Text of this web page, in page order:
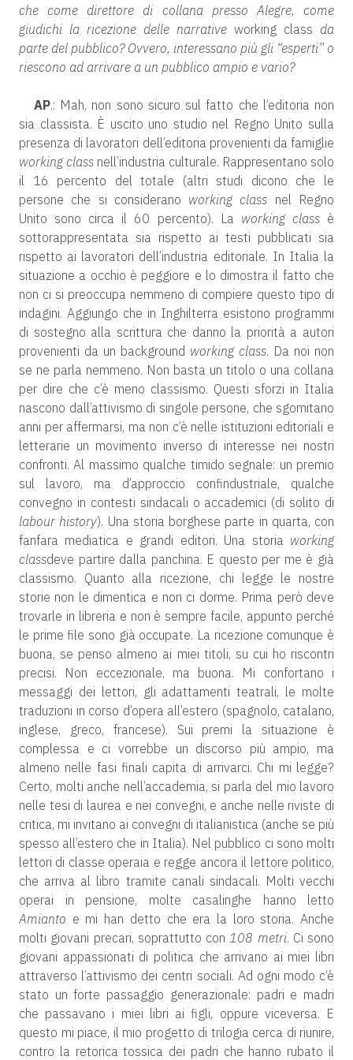
che come direttore di collana presso Alegre, come
giudichi la ricezione delle narrative working class da
parte del pubblico? Ovvero, interessano più gli “esperti” o
riescono ad arrivare a un pubblico ampio e vario?
AP.: Mah, non sono sicuro sul fatto che l’editoria non
sia classista. È uscito uno studio nel Regno Unito sulla
presenza di lavoratori dell’editoria provenienti da famiglie
working class nell’industria culturale. Rappresentano solo
il 16 percento del totale (altri studi dicono che le
persone che si considerano working class nel Regno
Unito sono circa il 60 percento). La working classè
sottorappresentata sia rispetto ai testi pubblicati sia
rispetto ai lavoratori dell’industria editoriale. In Italia la
situazione a occhio è peggiore e lo dimostra il fatto che
non ci si preoccupa nemmeno di compiere questo tipo di
indagini. Aggiungo che in Inghilterra esistono programmi
di sostegno alla scrittura che danno la priorità a autori
provenienti da un background working class. Da noi non
se ne parla nemmeno. Non basta un titolo o una collana
per dire che c’è meno classismo. Questi sforzi in Italia
nascono dall’attivismo di singole persone, che sgomitano
anni per affermarsi, ma non c’è nelle istituzioni editoriali e
letterarie un movimento inverso di interesse nei nostri
confronti. Al massimo qualche timido segnale: un premio
sul lavoro, ma d’approccio confindustriale, qualche
convegno in contesti sindacali o accademici (di solito di
labour history). Una storia borghese parte in quarta, con
fanfara mediatica e grandi editori. Una storia working
classdeve partire dalla panchina. E questo per me è già
classismo. Quanto alla ricezione, chi legge le nostre
storie non le dimentica e non ci dorme. Prima però deve
trovarle in libreria e non è sempre facile, appunto perché
le prime file sono già occupate. La ricezione comunque è
buona, se penso almeno ai miei titoli, su cui ho riscontri
precisi. Non eccezionale, ma buona. Mi confortano i
messaggi dei lettori, gli adattamenti teatrali, le molte
traduzioni in corso d’opera all’estero (spagnolo, catalano,
inglese, greco, francese). Sui premi la situazione è
complessa e ci vorrebbe un discorso più ampio, ma
almeno nelle fasi finali capita di arrivarci. Chi mi legge?
Certo, molti anche nell’accademia, si parla del mio lavoro
nelle tesi di laurea e nei convegni, e anche nelle riviste di
critica, mi invitano ai convegni di italianistica (anche se più
spesso all’estero che in Italia). Nel pubblico ci sono molti
lettori di classe operaia e regge ancora il lettore politico,
che arriva al libro tramite canali sindacali. Molti vecchi
operai in pensione, molte casalinghe hanno letto
Amianto e mi han detto che era la loro storia. Anche
molti giovani precari, soprattutto con108 metri. Ci sono
giovani appassionati di politica che arrivano ai miei libri
attraverso l’attivismo dei centri sociali. Ad ogni modo c’è
stato un forte passaggio generazionale: padri e madri
che passavano i miei libri ai figli, oppure viceversa. E
questo mi piace, il mio progetto di trilogia cerca di riunire,
contro la retorica tossica dei padri che hanno rubato il